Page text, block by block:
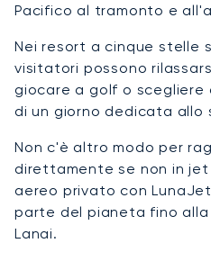
Pacifico al tramonto e
Nei resort a cinque stelle
visitatori possono
giocare a golf o scegliere
di un giorno dedicata allo
Non c'è altro modo per
direttamente se non in jet
aereo privato con
parte del pianeta fino
Lanai.